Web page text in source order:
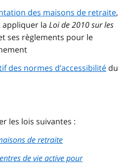
des maisons de retraite,
appliquer la Loi de 2010 sur les
ses règlements pour le
des normes d’accessibilité du
les lois suivantes :
de retraite
de vie active pour